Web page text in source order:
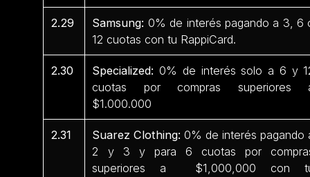
2.29 Samsung: 0% de interés pagando a 3, 6
12 cuotas con tu RappiCard.
2.30 Specialized:0% de interés solo a 6 y
cuotas por compras superiores
$1.000.000
2.31 Suarez Clothing: 0% de interés pagando
2 y 3 y para 6 cuotas por
superiores a $1,000,000 con